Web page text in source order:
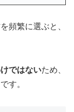
頻繁に選ぶと、
ではないため、
す。